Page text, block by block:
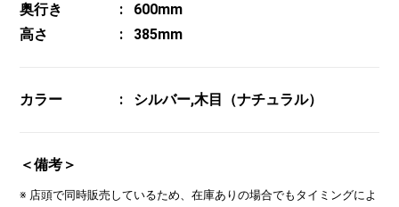
奥行き
600mm
高さ
385mm
カラー シルバー,木目（ナチュラル）
＜備考＞
※ 店頭で同時販売しているため、在庫ありの場合でもタイミングによ